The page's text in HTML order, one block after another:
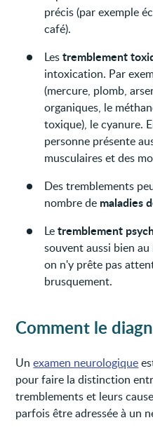
précis (par exemple
café).
Lestremblement
intoxication. Par
(mercure, plomb,
organiques, le
toxique), le cyanure.
personne présente
musculaires et des
Des tremblements
nombre de maladies
Letremblement
souvent aussi bien au
on n'y prête pas
brusquement.
Comment le
Unexamen neurologique
pour faire la distinction
tremblements et leurs
parfois être adressée à un